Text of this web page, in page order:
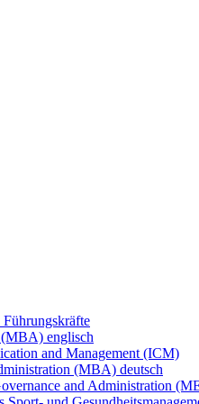
(MBA) englisch
and Management (ICM)
(MBA) deutsch
and Administration